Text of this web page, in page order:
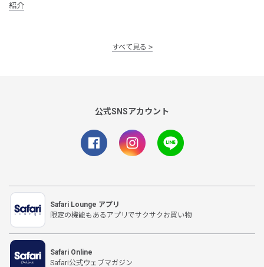
紹介
すべて見る
公式SNSアカウント
Safari Lounge アプリ
限定の機能もあるアプリでサクサクお買い物
Safari Online
Safari公式ウェブマガジン